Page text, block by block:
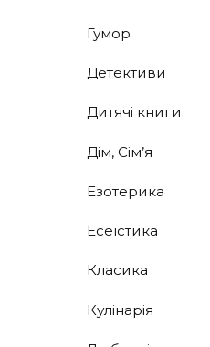
Гумор
Детективи
Дитячі книги
Дім, Сім’я
Езотерика
Есеїстика
Класика
Кулінарія